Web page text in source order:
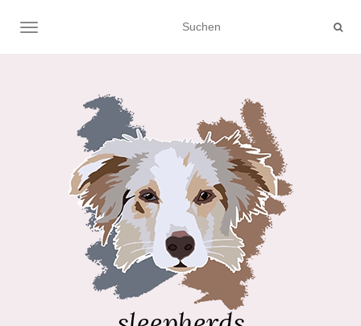
NAVIGATION UMSCHALTEN